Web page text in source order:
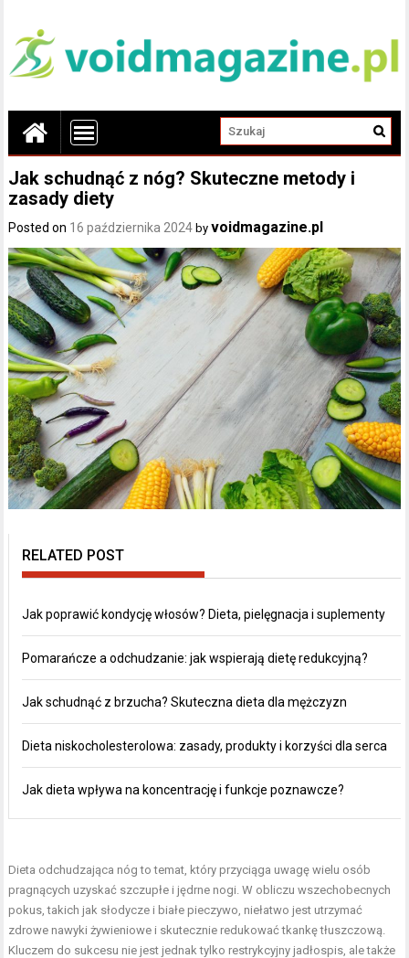
Jak schudnąć z nóg? Skuteczne metody i
zasady diety
Posted on 16 października 2024 byvoidmagazine.pl
RELATED POST
Jak poprawić kondycję włosów? Dieta, pielęgnacja i suplementy
Pomarańcze a odchudzanie: jak wspierają dietę redukcyjną?
Jak schudnąć z brzucha? Skuteczna dieta dla mężczyzn
Dieta niskocholesterolowa: zasady, produkty i korzyści dla serca
Jak dieta wpływa na koncentrację i funkcje poznawcze?
Dieta odchudzająca nóg to temat, który przyciąga uwagę wielu osób
pragnących uzyskać szczupłe i jędrne nogi. W obliczu wszechobecnych
pokus, takich jak słodycze i białe pieczywo, niełatwo jest utrzymać
zdrowe nawyki żywieniowe i skutecznie redukować tkankę tłuszczową.
Kluczem do sukcesu nie jest jednak tylko restrykcyjny jadłospis , ale także